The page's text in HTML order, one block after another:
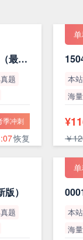
15044 马克思主义基本原理（最新版）
题
季冲刺
恢复
本
海
￥
）
题 本
海